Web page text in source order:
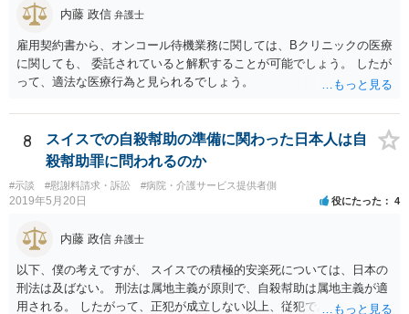
内藤 政信 弁護士
雇用契約書から、オンコール待機業務に関しては、Bクリニックの医療
に関しても、 委託されていると解釈することが可能でしょう。 したが
って、適法な医療行為と見られるでしょう。
8
スイスでの自殺幇助の準備に関わった日本人は自
殺幇助罪に問われるのか
#示談 #慰謝料請求・訴訟 #病院・介護サービス提供者側
2019年5月20日 役にたった 4
内藤 政信 弁護士
以下、僕の考えですが、 スイスでの積極的安楽死については、日本の
刑法は及ばない。 刑法は属地主義が原則で、自殺幇助は属地主義が適
用される。 したがって、正犯が成立しない以上、従犯である幇助は成